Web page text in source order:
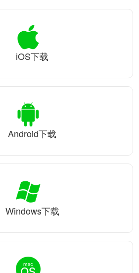
iOS下载
Android下载
Windows下载